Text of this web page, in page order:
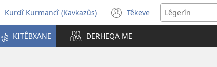
Ziman
bijbêre
Kurdî Kurmancî (Kavkazûs) Têkeve
(opens
new
window)
KITÊBXANE DERHEQA ME